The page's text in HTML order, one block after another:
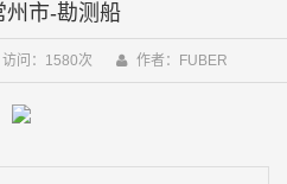
州市-勘测船
访问：1580次 作者：FUBER